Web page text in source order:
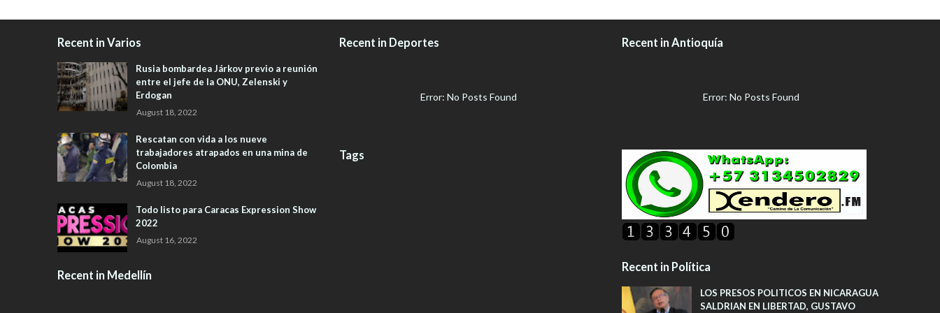
Recent in Varios
Rusia bombardea Járkov previo a reunión
entre el jefe de la ONU, Zelenski y
Erdogan
August 18, 2022
Rescatan con vida a los nueve
trabajadores atrapados en una mina de
Colombia
August 18, 2022
Todo listo para Caracas Expression Show
2022
August 16, 2022
Recent in Medellín
Recent in Deportes
Error: No Posts Found
Tags
Recent in Antioquía
Error: No Posts Found
Recent in Política
LOS PRESOS POLITICOS EN NICARAGUA
SALDRIAN EN LIBERTAD, GUSTAVO